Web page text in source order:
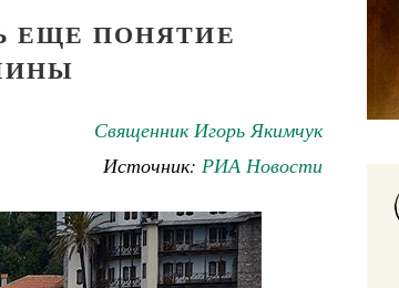
ЕЩЕ ПОНЯТИЕ
Священник Игорь Якимчук
Источник: РИА Новости